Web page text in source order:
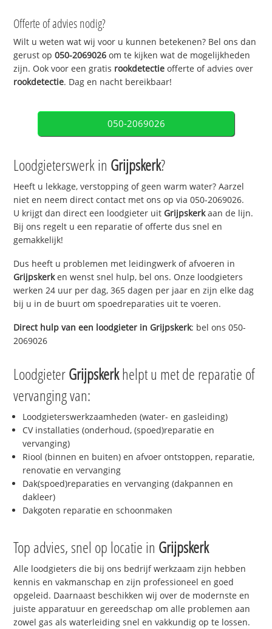
Offerte of advies nodig?
Wilt u weten wat wij voor u kunnen betekenen? Bel ons dan
gerust op050-2069026 om te kijken wat de mogelijkheden
zijn. Ook voor een gratis rookdetectie offerte of advies over
rookdetectie. Dag en nacht bereikbaar!
050-2069026
Loodgieterswerk in Grijpskerk?
Heeft u lekkage, verstopping of geen warm water? Aarzel
niet en neem direct contact met ons op via 050-2069026.
U krijgt dan direct een loodgieter uit Grijpskerkaan de lijn.
Bij ons regelt u een reparatie of offerte dus snel en
gemakkelijk!
Dus heeft u problemen met leidingwerk of afvoeren in
Grijpskerken wenst snel hulp, bel ons. Onze loodgieters
werken 24 uur per dag, 365 dagen per jaar en zijn elke dag
bij u in de buurt om spoedreparaties uit te voeren.
Direct hulp van een loodgieter in Grijpskerk: bel ons 050-
2069026
LoodgieterGrijpskerkhelpt u met de reparatie of
vervanging van:
Loodgieterswerkzaamheden (water- en gasleiding)
CV installaties (onderhoud, (spoed)reparatie en
vervanging)
Riool (binnen en buiten) en afvoer ontstoppen, reparatie,
renovatie en vervanging
Dak(spoed)reparaties en vervanging (dakpannen en
dakleer)
Dakgoten reparatie en schoonmaken
Top advies, snel op locatie in Grijpskerk
Alle loodgieters die bij ons bedrijf werkzaam zijn hebben
kennis en vakmanschap en zijn professioneel en goed
opgeleid. Daarnaast beschikken wij over de modernste en
juiste apparatuur en gereedschap om alle problemen aan
zowel gas als waterleiding snel en vakkundig op te lossen.